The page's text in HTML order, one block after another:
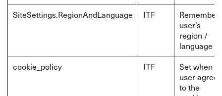
SiteSettings.RegionAndLanguage
ITF
user’s
region /
language
cookie_policy
ITF
Set when a
user agrees
to the